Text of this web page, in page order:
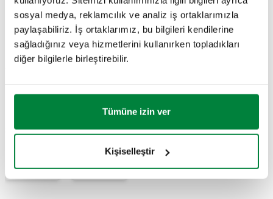
sosyal medya, reklamcılık ve analiz iş ortaklarımızla
paylaşabiliriz. İş ortaklarımız, bu bilgileri kendilerine
sağladığınız veya hizmetlerini kullanırken topladıkları
diğer bilgilerle birleştirebilir.
Tümüne izin ver
Kişiselleştir
E
2 çıkışlı, sabit
somun
2B çizimler
3B modeller
IGS STP